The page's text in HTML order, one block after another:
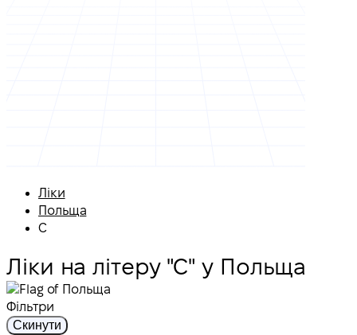
Ліки
Польща
С
Ліки на літеру "С" у Польща
Фільтри
Скинути